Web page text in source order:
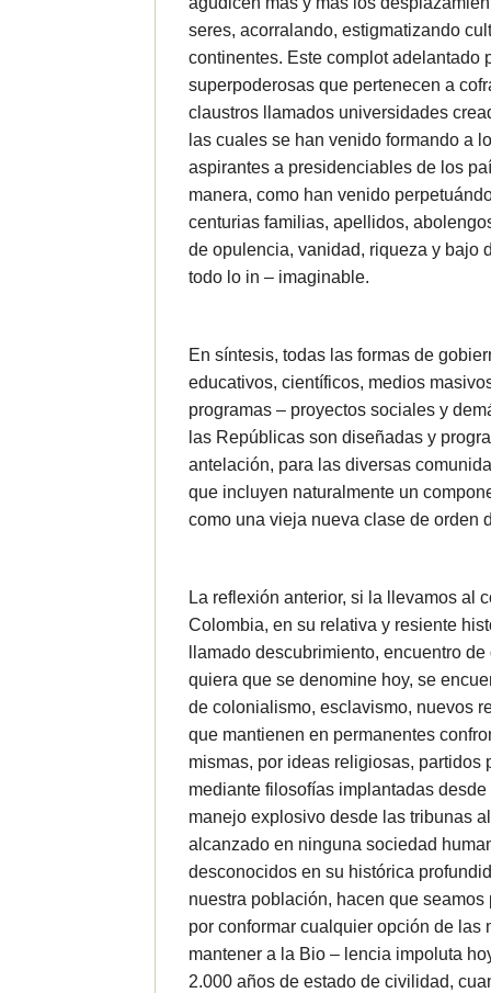
seres, acorralando, estigmatizando
continentes. Este complot adelantado
superpoderosas que pertenecen a
claustros llamados universidades
las cuales se han venido formando a
aspirantes a presidenciables de los
manera, como han venido
centurias familias, apellidos,
de opulencia, vanidad, riqueza y bajo
todo lo in – imaginable.
En síntesis, todas las formas de
educativos, científicos, medios
programas – proyectos sociales y
las Repúblicas son diseñadas y
antelación, para las diversas
que incluyen naturalmente un
como una vieja nueva clase de orden
La reflexión anterior, si la llevamos al
Colombia, en su relativa y resiente
llamado descubrimiento, encuentro
quiera que se denomine hoy, se
de colonialismo, esclavismo, nuevos
que mantienen en permanentes
mismas, por ideas religiosas, partidos
mediante filosofías implantadas
manejo explosivo desde las tribunas
alcanzado en ninguna sociedad
desconocidos en su histórica
nuestra población, hacen que seamos
por conformar cualquier opción de las
mantener a la Bio – lencia impoluta
2.000 años de estado de civilidad,